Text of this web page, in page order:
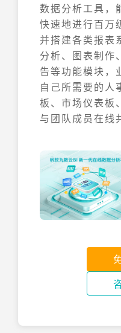
数据分析工具，
快速地进行百万
并搭建各类报表
分析、图表制作
告等功能模块，
自己所需要的人
板、市场仪表板
与团队成员在线